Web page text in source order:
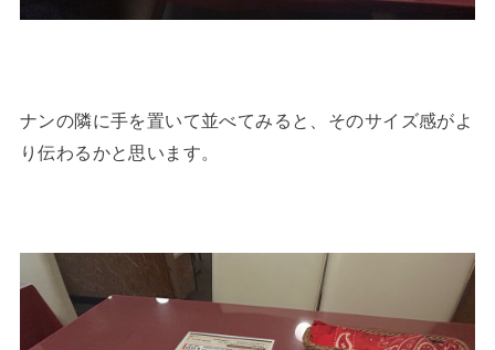
ナンの隣に手を置いて並べてみると、そのサイズ感がよ
り伝わるかと思います。